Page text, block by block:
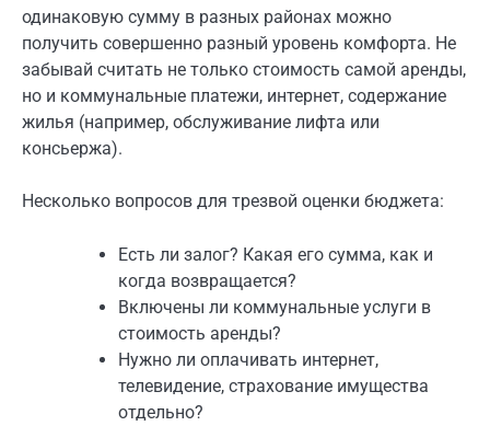
одинаковую сумму в разных районах можно
получить совершенно разный уровень комфорта. Не
забывай считать не только стоимость самой аренды,
но и коммунальные платежи, интернет, содержание
жилья (например, обслуживание лифта или
консьержа).
Несколько вопросов для трезвой оценки бюджета:
Есть ли залог? Какая его сумма, как и
когда возвращается?
Включены ли коммунальные услуги в
стоимость аренды?
Нужно ли оплачивать интернет,
телевидение, страхование имущества
отдельно?